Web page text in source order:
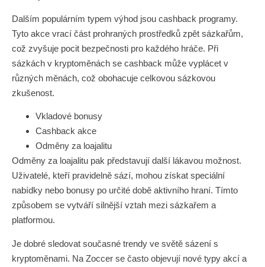
Dalším populárním typem výhod jsou cashback programy.
Tyto akce vrací část prohraných prostředků zpět sázkařům,
což zvyšuje pocit bezpečnosti pro každého hráče. Při
sázkách v kryptoměnách se cashback může vyplácet v
různých měnách, což obohacuje celkovou sázkovou
zkušenost.
Vkladové bonusy
Cashback akce
Odměny za loajalitu
Odměny za loajalitu pak představují další lákavou možnost.
Uživatelé, kteří pravidelně sází, mohou získat speciální
nabídky nebo bonusy po určité době aktivního hraní. Tímto
způsobem se vytváří silnější vztah mezi sázkařem a
platformou.
Je dobré sledovat současné trendy ve světě sázení s
kryptoměnami. Na Zoccer se často objevují nové typy akcí a